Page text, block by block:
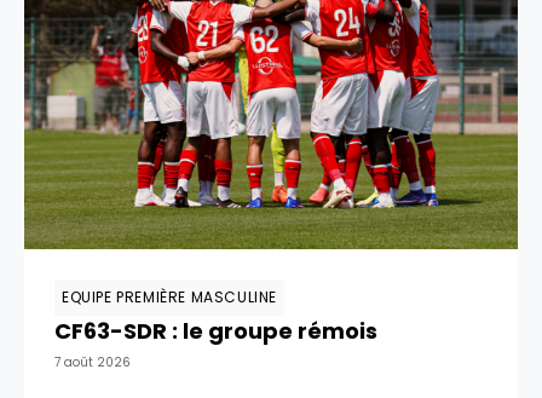
EQUIPE PREMIÈRE MASCULINE
CF63-SDR : le groupe rémois
7 août 2026